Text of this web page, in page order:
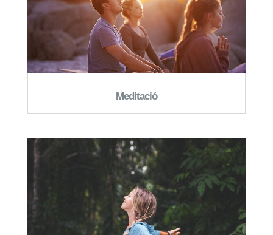
Meditació